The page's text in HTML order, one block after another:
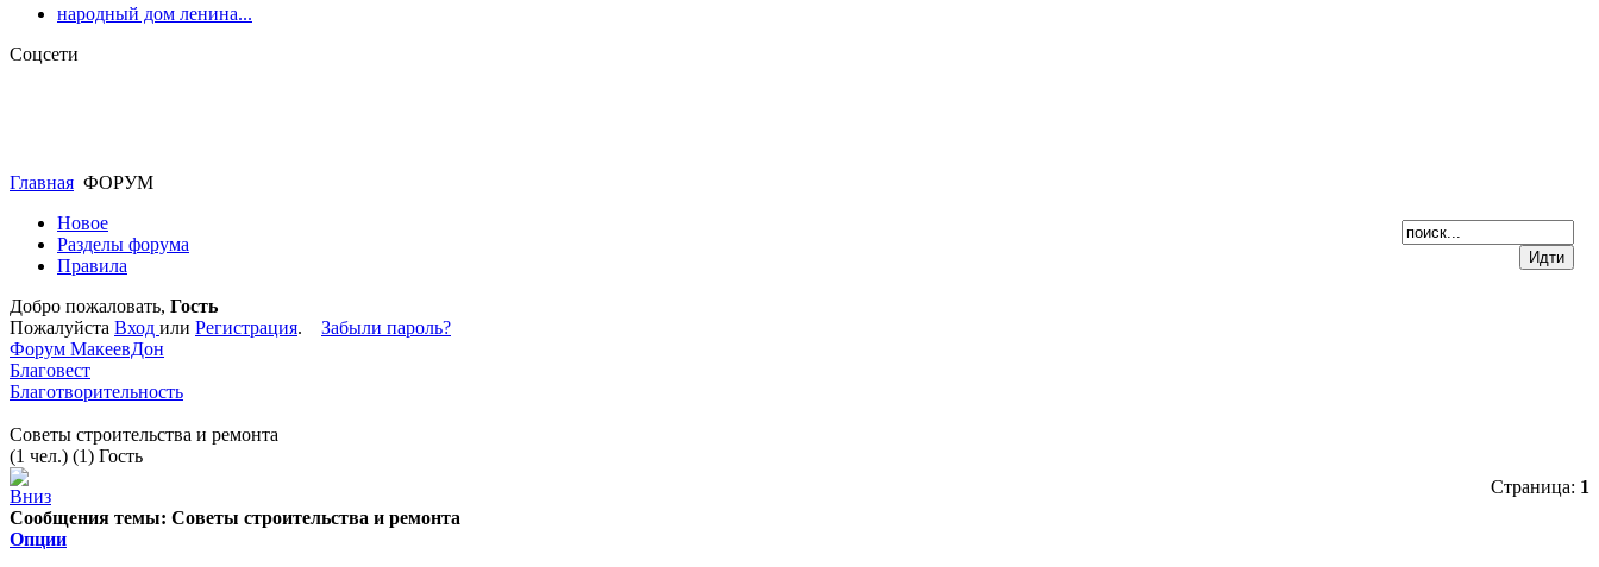
народный дом ленина...
Соцсети
Главная ФОРУМ
Новое
Разделы форума
Правила
Добро пожаловать, Гость
Пожалуйста Вход или Регистрация. Забыли пароль?
Форум МакеевДон
Благовест
Благотворительность
Советы строительства и ремонта
(1 чел.) (1) Гость
Страница: 1
Сообщения темы: Советы строительства и ремонта
Опции